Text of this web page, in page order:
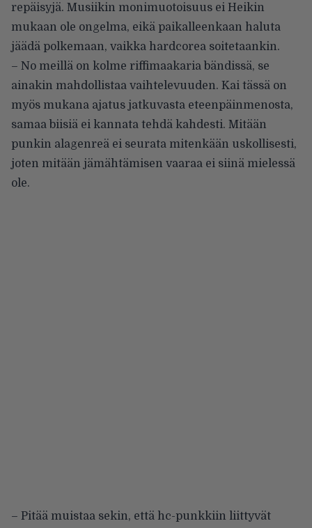
repäisyjä. Musiikin monimuotoisuus ei Heikin
mukaan ole ongelma, eikä paikalleenkaan haluta
jäädä polkemaan, vaikka hardcorea soitetaankin.
– No meillä on kolme riffimaakaria bändissä, se
ainakin mahdollistaa vaihtelevuuden. Kai tässä on
myös mukana ajatus jatkuvasta eteenpäinmenosta,
samaa biisiä ei kannata tehdä kahdesti. Mitään
punkin alagenreä ei seurata mitenkään uskollisesti,
joten mitään jämähtämisen vaaraa ei siinä mielessä
ole.
– Pitää muistaa sekin, että hc-punkkiin liittyvät